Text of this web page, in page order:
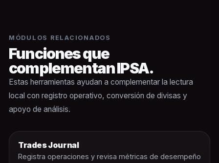
MÓDULOS RELACIONADOS
Funciones que
complementan IPSA.
Estas herramientas ayudan a complementar la lectura
local con registro operativo, conversión de divisas y
apoyo de análisis.
Trades Journal
Registra operaciones y revisa métricas de desempeño